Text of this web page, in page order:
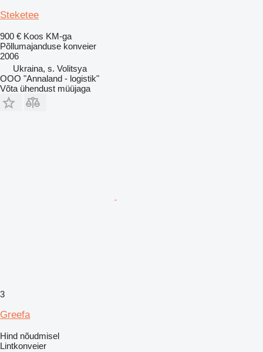
Steketee
900 € Koos KM-ga
Põllumajanduse konveier
2006
Ukraina, s. Volitsya
OOO "Annaland - logistik"
Võta ühendust müüjaga
3
Greefa
Hind nõudmisel
Lintkonveier